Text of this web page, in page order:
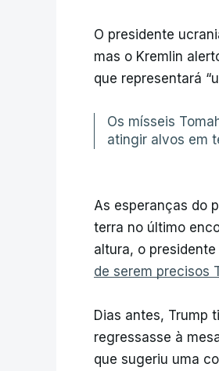
O presidente
mas o Kremlin
que representará
Os mísseis
atingir alvos em
As esperanças do
terra no último
altura, o
de serem precisos
Dias antes, Trump
regressasse à
que sugeriu uma